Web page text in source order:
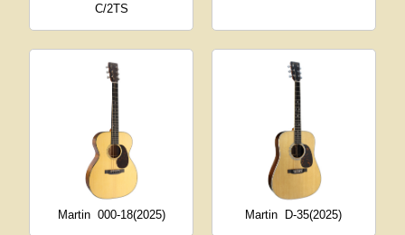
C/2TS
Martin 000-18(2025) Martin D-35(2025)